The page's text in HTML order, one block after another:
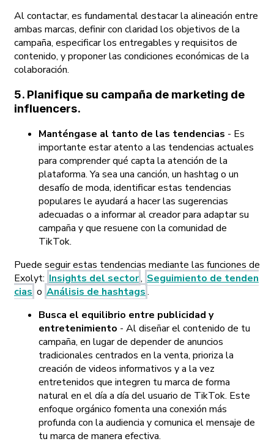
Al contactar, es fundamental destacar la alineación entre
ambas marcas, definir con claridad los objetivos de la
campaña, especificar los entregables y requisitos de
contenido, y proponer las condiciones económicas de la
colaboración.
5. Planifique su campaña de marketing de
influencers.
Manténgase al tanto de las tendencias - Es
importante estar atento a las tendencias actuales
para comprender qué capta la atención de la
plataforma. Ya sea una canción, un hashtag o un
desafío de moda, identificar estas tendencias
populares le ayudará a hacer las sugerencias
adecuadas o a informar al creador para adaptar su
campaña y que resuene con la comunidad de
TikTok.
Puede seguir estas tendencias mediante las funciones de
Exolyt: Insights del sector, Seguimiento de tenden
cias o Análisis de hashtags.
Busca el equilibrio entre publicidad y
entretenimiento - Al diseñar el contenido de tu
campaña, en lugar de depender de anuncios
tradicionales centrados en la venta, prioriza la
creación de videos informativos y a la vez
entretenidos que integren tu marca de forma
natural en el día a día del usuario de TikTok. Este
enfoque orgánico fomenta una conexión más
profunda con la audiencia y comunica el mensaje de
tu marca de manera efectiva.